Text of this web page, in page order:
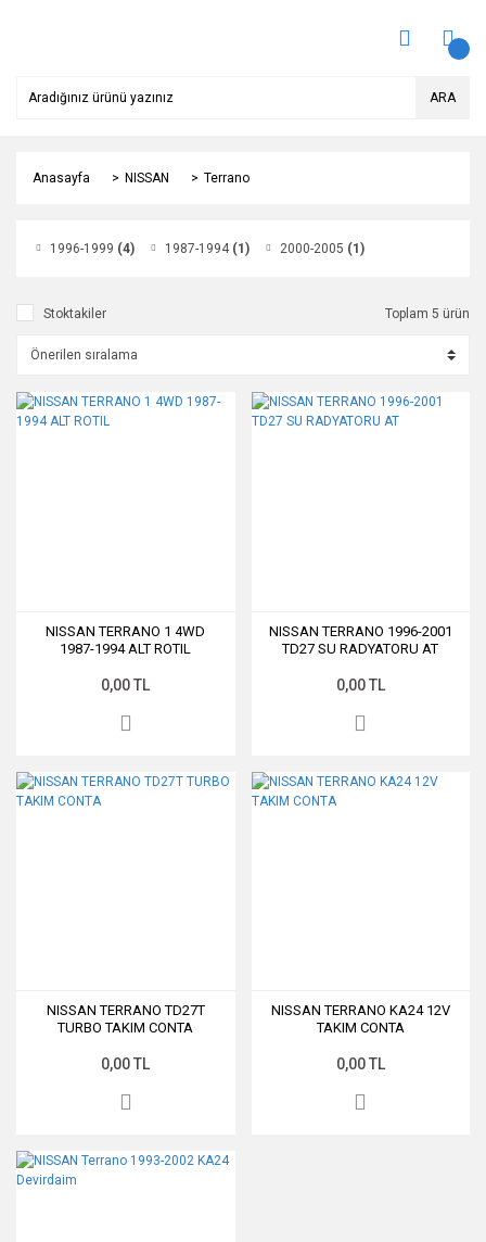
ARA
Anasayfa NISSAN Terrano
1996-1999 (4) 1987-1994 (1) 2000-2005 (1)
Stoktakiler Toplam 5 ürün
NISSAN TERRANO 1 4WD
1987-1994 ALT ROTIL
0,00 TL
NISSAN TERRANO 1996-2001
TD27 SU RADYATORU AT
0,00 TL
NISSAN TERRANO TD27T
TURBO TAKIM CONTA
0,00 TL
NISSAN TERRANO KA24 12V
TAKIM CONTA
0,00 TL